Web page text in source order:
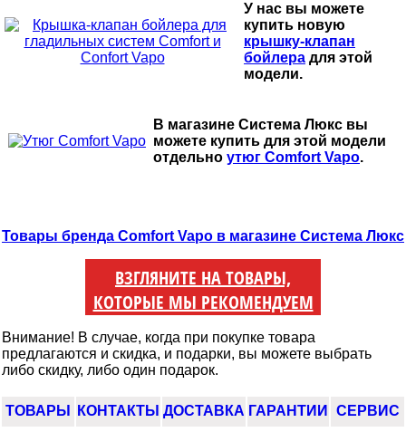
У нас вы можете
купить новую
крышку-клапан
бойлера для этой
модели.
В магазине Система Люкс вы
можете купить для этой модели
отдельно утюг Comfort Vapo.
Товары бренда Comfort Vapo в магазине Система Люкс
ВЗГЛЯНИТЕ НА ТОВАРЫ,
КОТОРЫЕ МЫ РЕКОМЕНДУЕМ
Внимание! В случае, когда при покупке товара
предлагаются и скидка, и подарки, вы можете выбрать
либо скидку, либо один подарок.
ТОВАРЫ КОНТАКТЫ ДОСТАВКА ГАРАНТИИ СЕРВИС